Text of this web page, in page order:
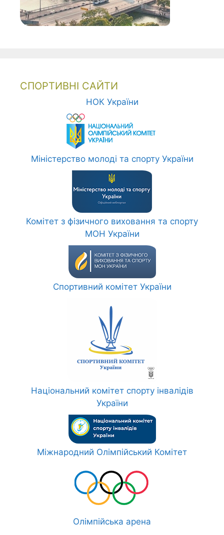
СПОРТИВНІ САЙТИ
НОК України
Міністерство молоді та спорту України
Комітет з фізичного виховання та спорту
МОН України
Спортивний комітет України
Національний комітет спорту інвалідів
України
Міжнародний Олімпійський Комітет
Олімпійська арена